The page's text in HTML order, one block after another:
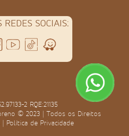
REDES SOCIAIS:
2 RQE:21135
© 2023 | Todos os Direitos
| Política de Privacidade